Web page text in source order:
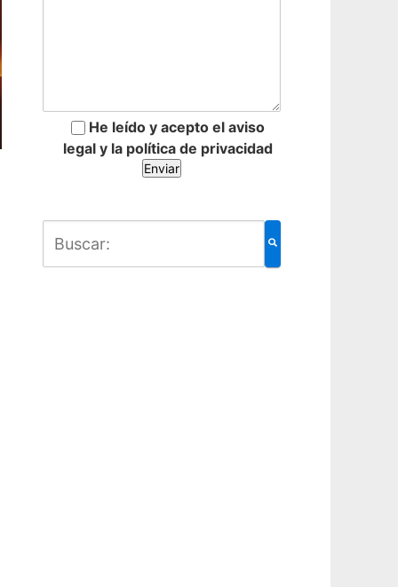
He leído y acepto el aviso
legal y la política de privacidad